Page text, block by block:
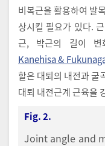
비복근을 활용하여 발
상시킬 필요가 있다.
근, 박근의 길이 변
Kanehisa &
할은 대퇴의 내전과 굴
대퇴 내전근계 근육을
Fig. 2.
Joint angle and